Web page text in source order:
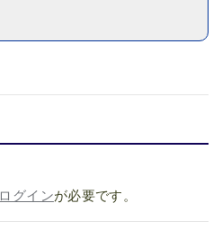
ログインが必要です。